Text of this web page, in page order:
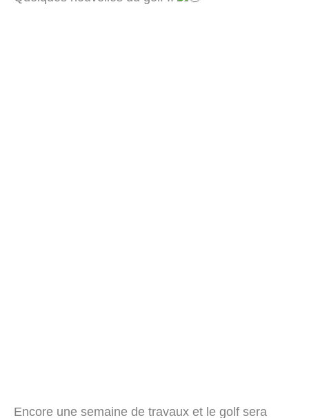
Encore une semaine de travaux et le golf sera